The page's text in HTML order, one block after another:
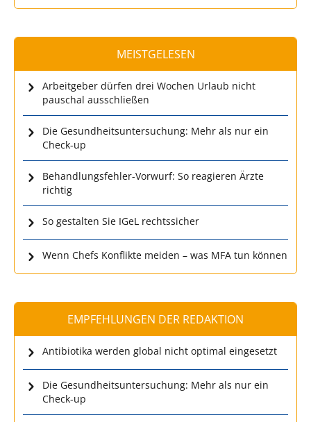
MEISTGELESEN
Arbeitgeber dürfen drei Wochen Urlaub nicht
pauschal ausschließen
Die Gesundheitsuntersuchung: Mehr als nur ein
Check-up
Behandlungsfehler-Vorwurf: So reagieren Ärzte
richtig
So gestalten Sie IGeL rechtssicher
Wenn Chefs Konflikte meiden – was MFA tun können
EMPFEHLUNGEN DER REDAKTION
Antibiotika werden global nicht optimal eingesetzt
Die Gesundheitsuntersuchung: Mehr als nur ein
Check-up